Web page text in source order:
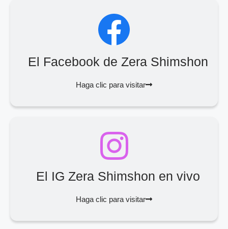
El Facebook de Zera Shimshon
Haga clic para visitar
El IG Zera Shimshon en vivo
Haga clic para visitar